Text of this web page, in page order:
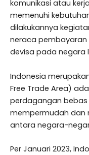
komunikasi atau
memenuhi
dilakukannya
neraca
devisa pada negara
Indonesia
Free Trade Area)
perdagangan bebas
mempermudah dan
antara negara-
Per Januari 2023,